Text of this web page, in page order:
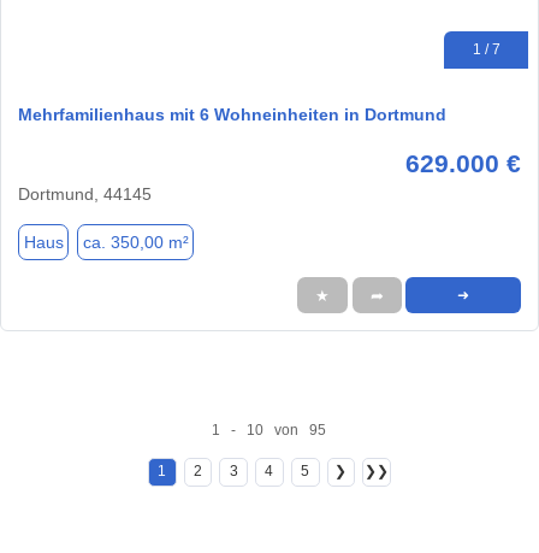
1 / 7
Mehrfamilienhaus mit 6 Wohneinheiten in Dortmund
629.000 €
Dortmund, 44145
Haus ca. 350,00 m²
★ ➦ ➜
1 - 10 von 95
1 2 3 4 5 ❯ ❯❯